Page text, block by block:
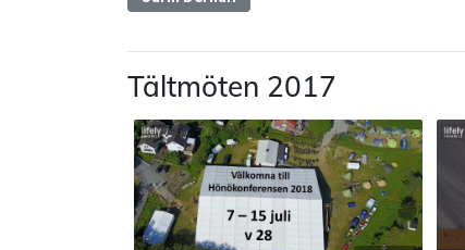
Tältmöten 2017